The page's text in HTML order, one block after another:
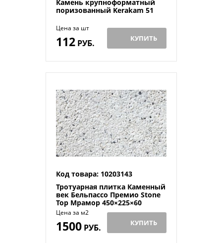
Камень крупноформатный
поризованный Kerakam 51
Цена за шт
112РУБ. КУПИТЬ
Код товара: 10203143
Тротуарная плитка Каменный
век Бельпассо Премио Stone
Top Мрамор 450×225×60
Цена за м2
1500РУБ. КУПИТЬ